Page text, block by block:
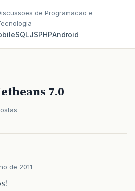
de Programacao e
SQLJSPHPAndroid
7.0
de 2011